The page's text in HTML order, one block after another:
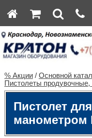
% Акции/ Основной
Пистолеты
Пистолет
манометром